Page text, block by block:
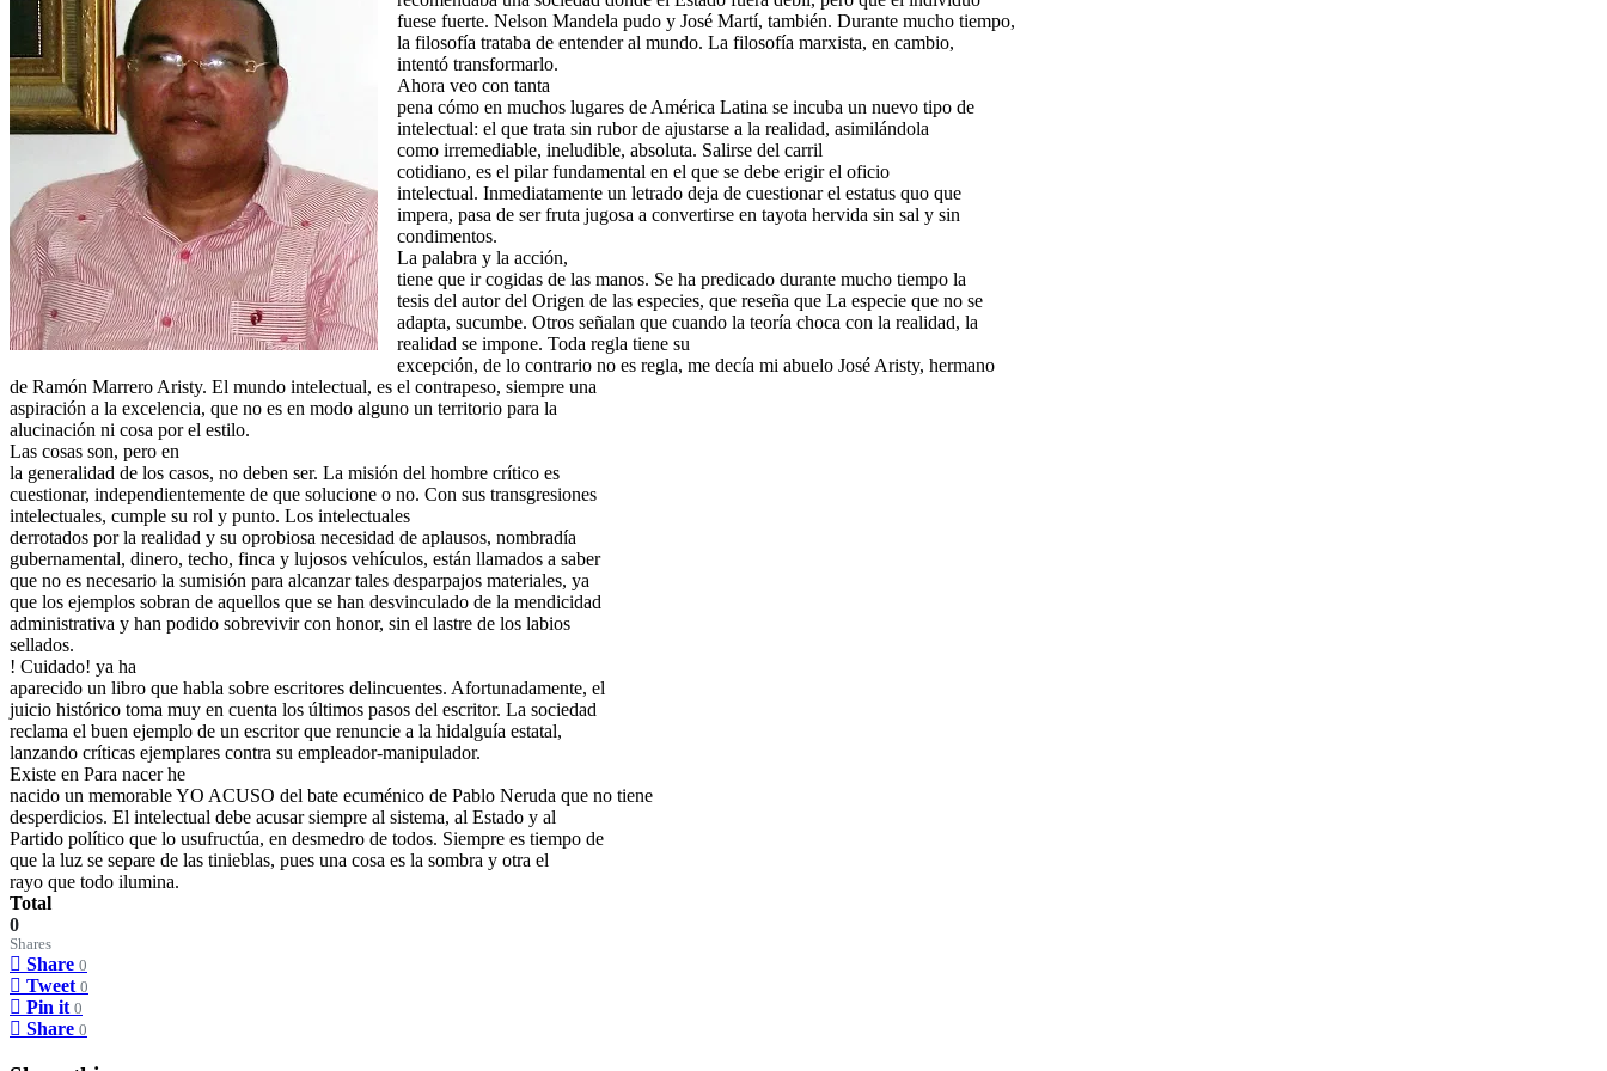
fuese fuerte. Nelson Mandela pudo y José Martí, también. Durante mucho tiempo,
la filosofía trataba de entender al mundo. La filosofía marxista, en cambio,
intentó transformarlo.
Ahora veo con tanta
pena cómo en muchos lugares de América Latina se incuba un nuevo tipo de
intelectual: el que trata sin rubor de ajustarse a la realidad, asimilándola
como irremediable, ineludible, absoluta. Salirse del carril
cotidiano, es el pilar fundamental en el que se debe erigir el oficio
intelectual. Inmediatamente un letrado deja de cuestionar el estatus quo que
impera, pasa de ser fruta jugosa a convertirse en tayota hervida sin sal y sin
condimentos.
La palabra y la acción,
tiene que ir cogidas de las manos. Se ha predicado durante mucho tiempo la
tesis del autor del Origen de las especies, que reseña que La especie que no se
adapta, sucumbe. Otros señalan que cuando la teoría choca con la realidad, la
realidad se impone. Toda regla tiene su
excepción, de lo contrario no es regla, me decía mi abuelo José Aristy, hermano
de Ramón Marrero Aristy. El mundo intelectual, es el contrapeso, siempre una
aspiración a la excelencia, que no es en modo alguno un territorio para la
alucinación ni cosa por el estilo.
Las cosas son, pero en
la generalidad de los casos, no deben ser. La misión del hombre crítico es
cuestionar, independientemente de que solucione o no. Con sus transgresiones
intelectuales, cumple su rol y punto. Los intelectuales
derrotados por la realidad y su oprobiosa necesidad de aplausos, nombradía
gubernamental, dinero, techo, finca y lujosos vehículos, están llamados a saber
que no es necesario la sumisión para alcanzar tales desparpajos materiales, ya
que los ejemplos sobran de aquellos que se han desvinculado de la mendicidad
administrativa y han podido sobrevivir con honor, sin el lastre de los labios
sellados.
! Cuidado! ya ha
aparecido un libro que habla sobre escritores delincuentes. Afortunadamente, el
juicio histórico toma muy en cuenta los últimos pasos del escritor. La sociedad
reclama el buen ejemplo de un escritor que renuncie a la hidalguía estatal,
lanzando críticas ejemplares contra su empleador-manipulador.
Existe en Para nacer he
nacido un memorable YO ACUSO del bate ecuménico de Pablo Neruda que no tiene
desperdicios. El intelectual debe acusar siempre al sistema, al Estado y al
Partido político que lo usufructúa, en desmedro de todos. Siempre es tiempo de
que la luz se separe de las tinieblas, pues una cosa es la sombra y otra el
rayo que todo ilumina.
Total
0
Shares
Share 0
Tweet 0
Pin it 0
Share 0